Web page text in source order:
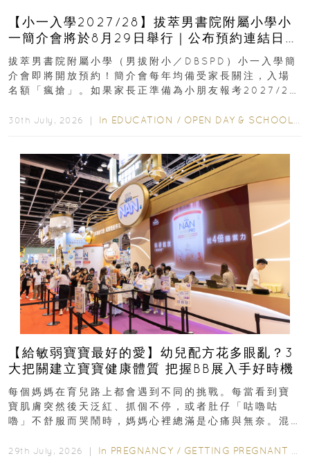
【小一入學2027/28】拔萃男書院附屬小學小
一簡介會將於8月29日舉行｜公布預約連結日期
｜更設有網上重溫
拔萃男書院附屬小學（男拔附小／DBSPD）小一入學簡
介會即將開放預約！簡介會每年均備受家長關注，入場
名額「瘋搶」。如果家長正準備為小朋友報考2027/28
30th July, 2026 ｜ In EDUCATION / OPEN DAY & SCHOOL EVENTS
【給敏弱寶寶最好的愛】幼兒配方花多眼亂？3
大把關建立寶寶健康體質 把握BB展入手好時機
每個媽媽在育兒路上都會遇到不同的挑戰。每當看到寶
寶肌膚突然後天泛紅、抓個不停，或者肚仔「咕嚕咕
嚕」不舒服而哭鬧時，媽媽心裡總滿是心痛與無奈。混
29th July, 2026 ｜ In PREGNANCY / GETTING PREGNANT